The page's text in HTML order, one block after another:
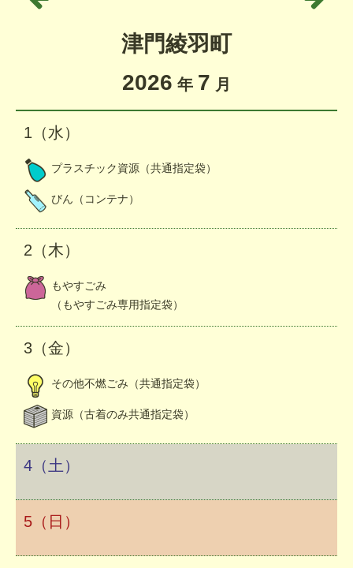
津門綾羽町
2026 年 7 月
1（水）
プラスチック資源（共通指定袋）
びん（コンテナ）
2（木）
もやすごみ
（もやすごみ専用指定袋）
3（金）
その他不燃ごみ（共通指定袋）
資源（古着のみ共通指定袋）
4（土）
5（日）